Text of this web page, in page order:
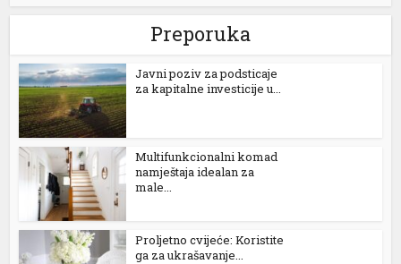
Preporuka
Јavni poziv za podsticaje
za kapitalne investicije u...
Multifunkcionalni komad
namještaja idealan za
male...
Proljetno cvijeće: Koristite
ga za ukrašavanje...